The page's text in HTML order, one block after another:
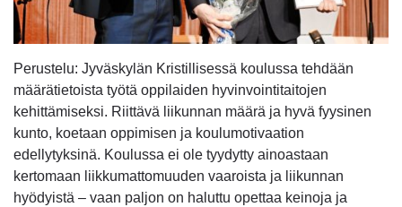
Perustelu: Jyväskylän Kristillisessä koulussa tehdään
määrätietoista työtä oppilaiden hyvinvointitaitojen
kehittämiseksi. Riittävä liikunnan määrä ja hyvä fyysinen
kunto, koetaan oppimisen ja koulumotivaation
edellytyksinä. Koulussa ei ole tyydytty ainoastaan
kertomaan liikkumattomuuden vaaroista ja liikunnan
hyödyistä – vaan paljon on haluttu opettaa keinoja ja